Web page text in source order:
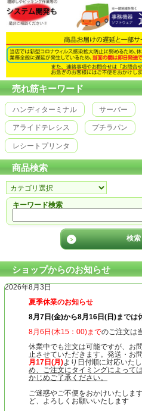
売れ筋キーワード
ハンディターミナル サーバー
アライドテレシス プチラパン
レシートプリンタ
商品検索
キーワード検索
ショップからのお知らせ
2026年8月3日
夏季休業のお知らせ
8月7日(金)から8月16日(日)までは
8月6日(木15：00)までのご注文は
休業中でも注文は可能ですが、お
止させていただきます。発送・お
月17日(月)より日付順に対応いたし
め、ご注文にタイミングによって
かじめご了承ください。
ご迷惑やご不便をおかけいたしま
ど、よろしくお願いいたします